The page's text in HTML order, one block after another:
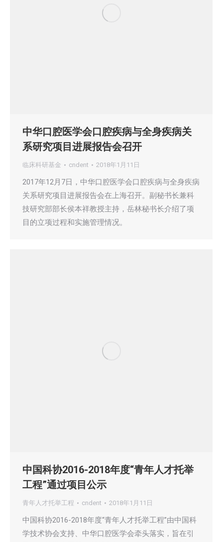
中华口腔医学会口腔疾病与全身疾病关
系研究项目进展报告会召开
临床科研基金 cndent 2018年1月11日
2017年12月7日，中华口腔医学会口腔疾病与全身疾病
关系研究项目进展报告会在上海召开。副秘书长兼科
技研究部部长侯本祥教授主持，岳林秘书长介绍了项
目的立项过程和实施管理情况。
中国科协2016-2018年度“青年人才托举
工程”通过项目公示
青年人才托举工程 cndent 2018年1月11日
中国科协2016-2018年度“青年人才托举工程”由中国科
学技术协会支持、中华口腔医学会牵头落实，旨在引